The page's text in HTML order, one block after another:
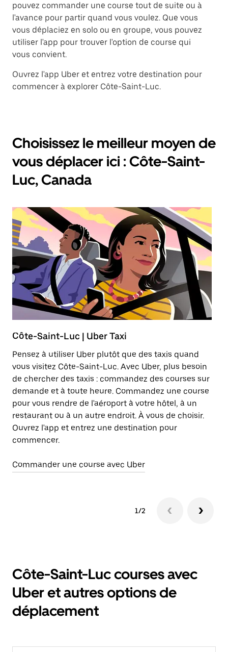
pouvez commander une course tout de suite ou à
l'avance pour partir quand vous voulez. Que vous
vous déplaciez en solo ou en groupe, vous pouvez
utiliser l'app pour trouver l'option de course qui
vous convient.
Ouvrez l'app Uber et entrez votre destination pour
commencer à explorer Côte-Saint-Luc.
Choisissez le meilleur moyen de
vous déplacer ici : Côte-Saint-
Luc, Canada
Côte-Saint-Luc | Uber Taxi
Pensez à utiliser Uber plutôt que des taxis quand
vous visitez Côte-Saint-Luc. Avec Uber, plus besoin
de chercher des taxis : commandez des courses sur
demande et à toute heure. Commandez une course
pour vous rendre de l'aéroport à votre hôtel, à un
restaurant ou à un autre endroit. À vous de choisir.
Ouvrez l'app et entrez une destination pour
commencer.
Commander une course avec Uber
1/2
Côte-Saint-Luc courses avec
Uber et autres options de
déplacement